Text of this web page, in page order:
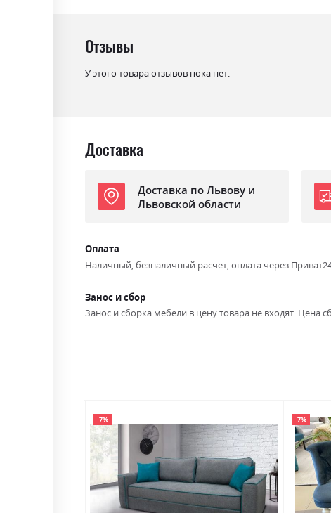
Отзывы
У этого товара отзывов пока нет.
Доставка
Доставка по Львову и
Львовской области
Оплата
Наличный, безналичный расчет, оплата через
Занос и сбор
Занос и сборка мебели в цену товара не входят. Цена
-7% -7%